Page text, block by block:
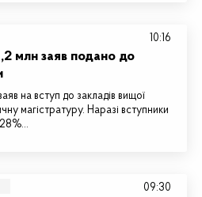
млн заяв подано до
на вступ до закладів вищої
магістратуру. Наразі вступники
10:16
09:30